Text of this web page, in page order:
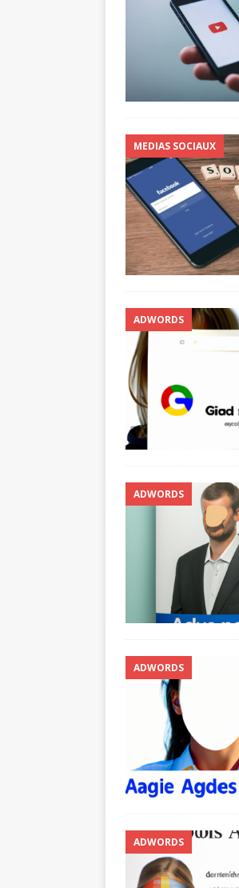
MEDIAS SOCIAUX
ADWORDS
ADWORDS
ADWORDS
ADWORDS